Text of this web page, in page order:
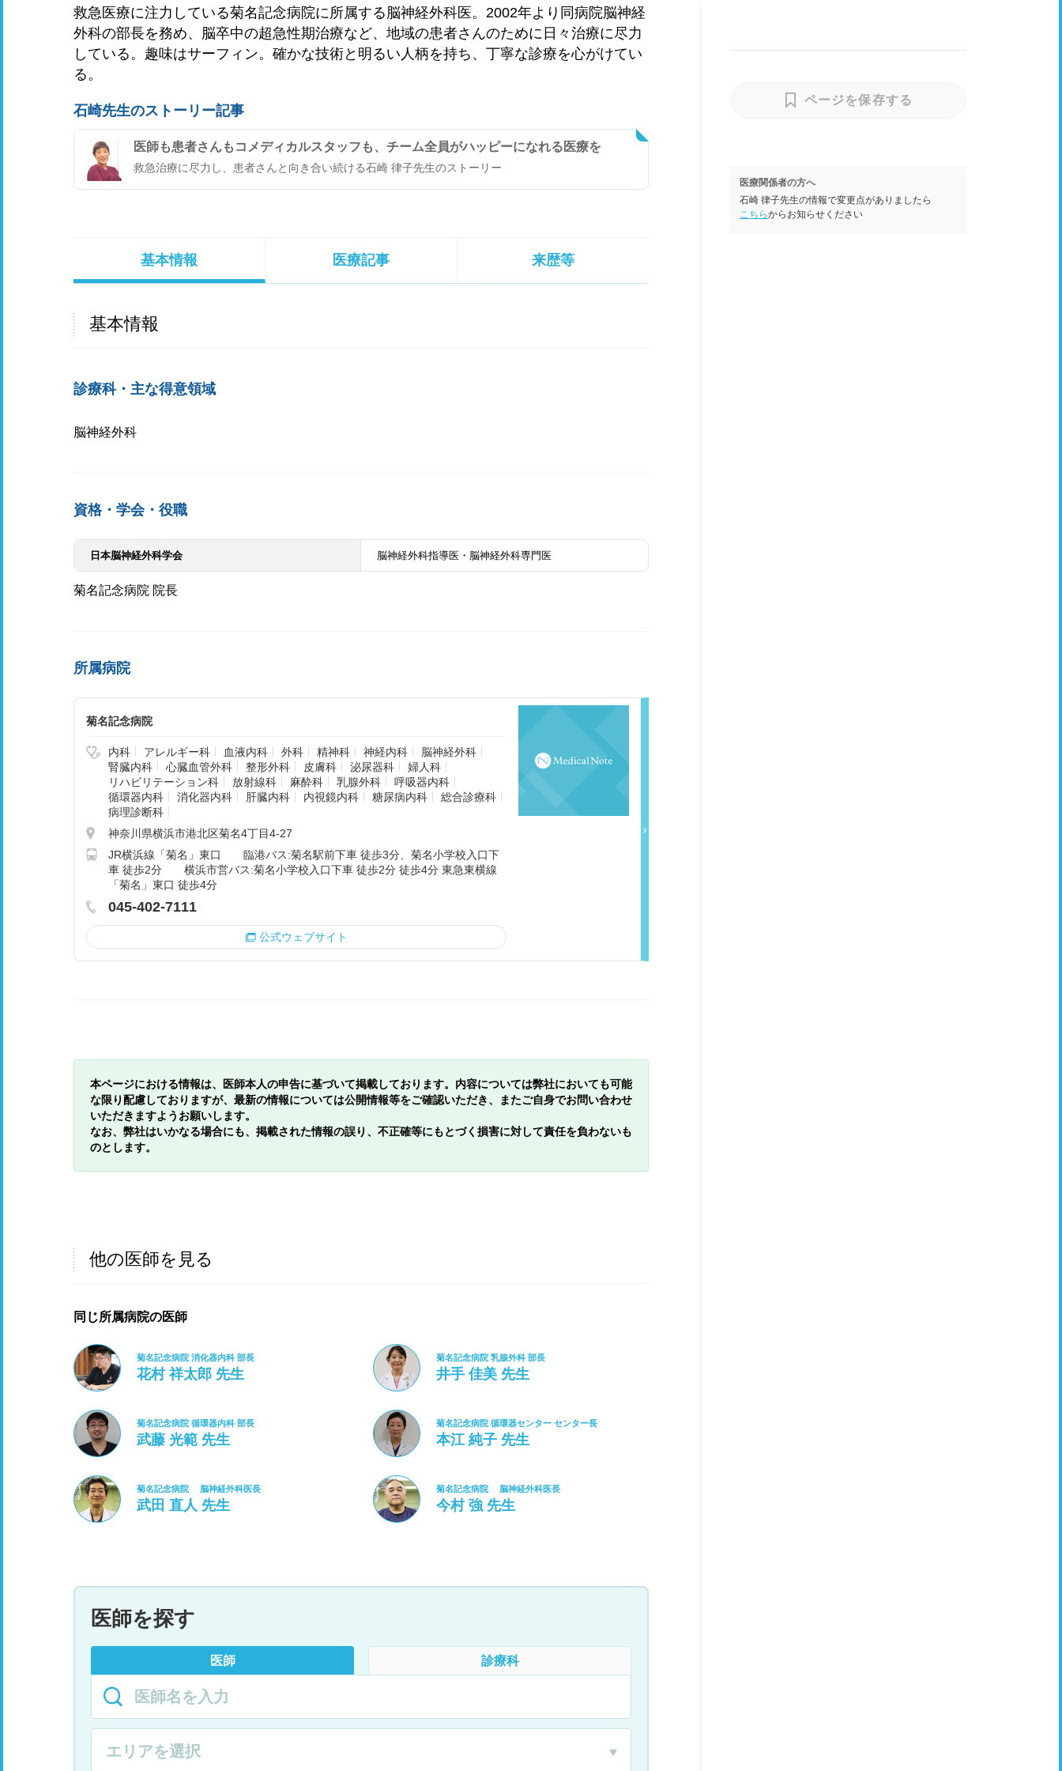
救急医療に注力している菊名記念病院に所属する脳神経外科医。2002年より同病院脳神経
外科の部長を務め、脳卒中の超急性期治療など、地域の患者さんのために日々治療に尽力
している。趣味はサーフィン。確かな技術と明るい人柄を持ち、丁寧な診療を心がけてい
る。
石崎先生のストーリー記事
医師も患者さんもコメディカルスタッフも、チーム全員がハッピーになれる医療を
救急治療に尽力し、患者さんと向き合い続ける石崎 律子先生のストーリー
基本情報 医療記事 来歴等
基本情報
診療科・主な得意領域
脳神経外科
資格・学会・役職
日本脳神経外科学会 脳神経外科指導医・脳神経外科専門医
菊名記念病院 院長
所属病院
菊名記念病院
内科 アレルギー科 血液内科 外科 精神科 神経内科
脳神経外科
腎臓内科
心臓血管外科 整形外科 皮膚科 泌尿器科
婦人科
リハビリテーション科
放射線科 麻酔科 乳腺外科
呼吸器内科
循環器内科
消化器内科 肝臓内科 内視鏡内科 糖尿病内科
総合診療科
病理診断科
神奈川県横浜市港北区菊名4丁目4-27
JR横浜線「菊名」東口 臨港バス:菊名駅前下車 徒歩3分、菊名小学校入口下
車 徒歩2分 横浜市営バス:菊名小学校入口下車 徒歩2分 徒歩4分 東急東横線
「菊名」東口 徒歩4分
045-402-7111
公式ウェブサイト
本ページにおける情報は、医師本人の申告に基づいて掲載しております。内容については弊社においても可能
な限り配慮しておりますが、最新の情報については公開情報等をご確認いただき、またご自身でお問い合わせ
いただきますようお願いします。
なお、弊社はいかなる場合にも、掲載された情報の誤り、不正確等にもとづく損害に対して責任を負わないも
のとします。
他の医師を見る
同じ所属病院の医師
菊名記念病院 消化器内科 部長
花村 祥太郎 先生
菊名記念病院 乳腺外科 部長
井手 佳美 先生
菊名記念病院 循環器内科 部長
武藤 光範 先生
菊名記念病院 循環器センター センター長
本江 純子 先生
菊名記念病院 脳神経外科医長
武田 直人 先生
菊名記念病院 脳神経外科医長
今村 強 先生
医師を探す
医師 診療科
ページを保存する
医療関係者の方へ
石崎 律子先生の情報で変更点がありましたら
こちらからお知らせください